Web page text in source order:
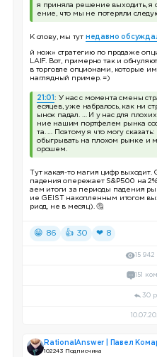
я приняла решение выходить, я
ение, что мы не потеряли
К слову, мы тут недавно
й нож» стратегию по продаже
LAIF. Вот, примерно так и
в торговле опционами, которые
наглядный пример. =)
21:01 : У нас с момента смены
есяцев, уже набралось, как ни
ынок падал. … И у нас для
ние нашим портфелем рынка
та. … Поэтому я что могу
обыгрывать на плохом рынке и
орошем.
Тут какая-то магия цифр
падения опережает S&P500 на
аем итоги за периоды падения
ие GEIST накопленным итогом
риод, не в месяц). 🤔
😁 86 👍 30 ❤ 8
15 942
151
30
RationalAnswer | Павел
102 243 Подписчика